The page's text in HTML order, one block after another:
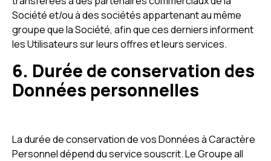
Société et/ou à des sociétés appartenant au même
groupe que la Société, afin que ces derniers informent
les Utilisateurs sur leurs offres et leurs services.
6. Durée de conservation des
Données personnelles
La durée de conservation de vos Données à Caractère
Personnel dépend du service souscrit. Le Groupe all